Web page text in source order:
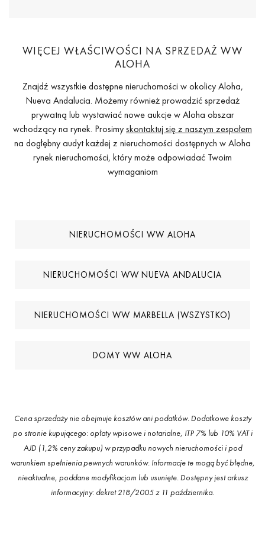
WIĘCEJ WŁAŚCIWOŚCI NA SPRZEDAŻ WW
ALOHA
Znajdź wszystkie dostępne nieruchomości w okolicy Aloha,
Nueva Andalucia. Możemy również prowadzić sprzedaż
prywatną lub wystawiać nowe aukcje w Aloha obszar
wchodzący na rynek. Prosimyskontaktuj się z naszym zespołem
na dogłębny audyt każdej z nieruchomości dostępnych w Aloha
rynek nieruchomości, który może odpowiadać Twoim
wymaganiom
NIERUCHOMOŚCI WW ALOHA
NIERUCHOMOŚCI WW NUEVA ANDALUCIA
NIERUCHOMOŚCI WW MARBELLA (WSZYSTKO)
DOMY WW ALOHA
Cena sprzedaży nie obejmuje kosztów ani podatków. Dodatkowe koszty
po stronie kupującego: opłaty wpisowe i notarialne, ITP 7% lub 10% VAT i
AJD (1,2% ceny zakupu) w przypadku nowych nieruchomości i pod
warunkiem spełnienia pewnych warunków. Informacje te mogą być błędne,
nieaktualne, poddane modyfikacjom lub usunięte. Dostępny jest arkusz
informacyjny: dekret 218/2005 z 11 października.